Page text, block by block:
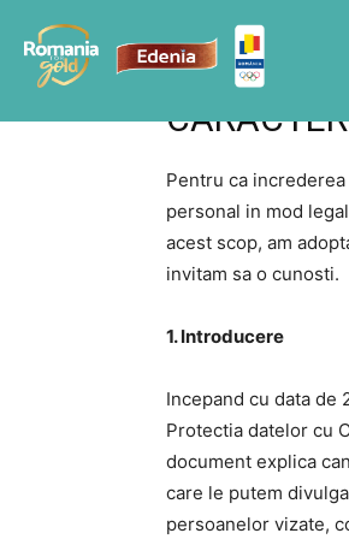
POLITICA
POLITICA
Pentru ca
personal in mod
acest scop, am
invitam sa o cunosti.
1. Introducere
Incepand cu data de
Protectia datelor cu
document explica
care le putem
persoanelor vizate,